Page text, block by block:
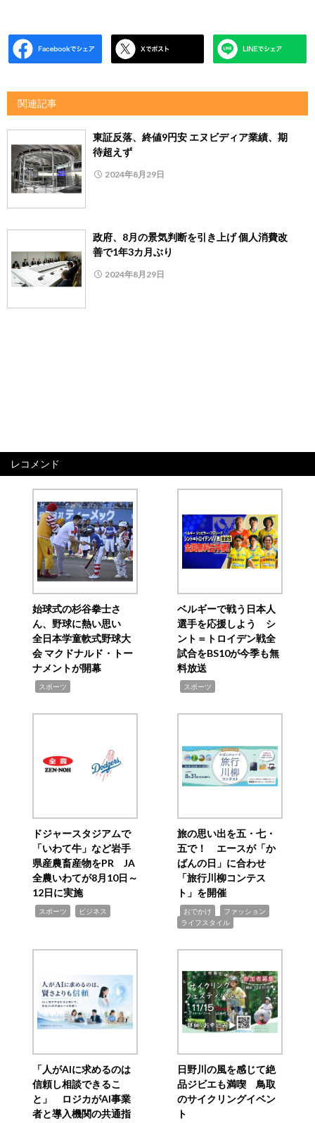
関連記事
東証反落、終値9円安 エヌビディア業績、期
待超えず
2024年8月29日
政府、8月の景気判断を引き上げ 個人消費改
善で1年3カ月ぶり
2024年8月29日
レコメンド
始球式の杉谷拳士さ
ん、野球に熱い思い
全日本学童軟式野球大
会 マクドナルド・トー
ナメントが開幕
スポーツ
ベルギーで戦う日本人
選手を応援しよう シ
ント＝トロイデン戦全
試合をBS10が今季も無
料放送
スポーツ
ドジャースタジアムで
「いわて牛」など岩手
県産農畜産物をPR JA
全農いわてが8月10日～
12日に実施
スポーツ ビジネス
旅の思い出を五・七・
五で！ エースが「か
ばんの日」に合わせ
「旅行川柳コンテス
ト」を開催
おでかけ ファッション
ライフスタイル
「人がAIに求めるのは
信頼し相談できるこ
と」 ロジカがAI事業
者と導入機関の共通指
日野川の風を感じて絶
品ジビエも満喫 鳥取
のサイクリングイベン
ト